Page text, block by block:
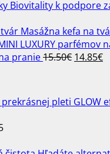
cena
6.80€.
cena
5.50€.
Masážna kefa na
pranie15.50€ Pôvodná
15.50€.
14.85€